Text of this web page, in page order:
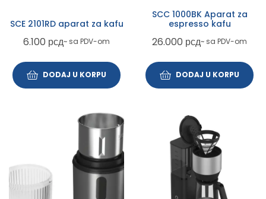
SCE 2101RD aparat za kafu
6.100 рсд~ sa PDV-om
DODAJ U KORPU
SCC 1000BK Aparat za
espresso kafu
26.000 рсд~ sa PDV-om
DODAJ U KORPU